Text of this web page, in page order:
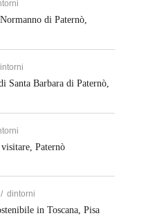
di Paternò,
Santa Barbara di Paternò,
Paternò
/ dintorni
in Toscana, Pisa